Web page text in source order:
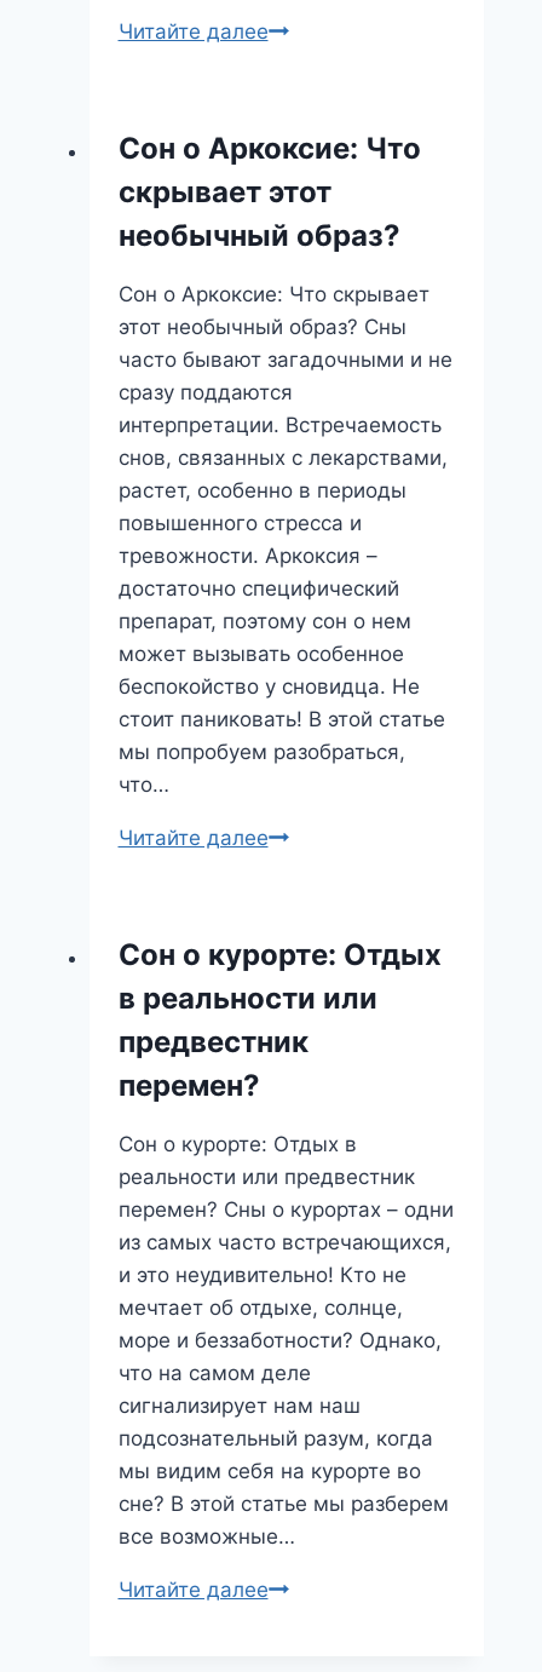
Читайте далееСон
он
предвещает
и
его
интерпретировать?
Сон о Аркоксие: Что
скрывает этот
необычный образ?
Сон о Аркоксие: Что скрывает
этот необычный образ? Сны
часто бывают загадочными и не
сразу поддаются
интерпретации. Встречаемость
снов, связанных с лекарствами,
растет, особенно в периоды
повышенного стресса и
тревожности. Аркоксия –
достаточно специфический
препарат, поэтому сон о нем
может вызывать особенное
беспокойство у сновидца. Не
стоит паниковать! В этой статье
мы попробуем разобраться,
что…
Читайте далееСон
скрывает
этот
необычный
Сон о курорте: Отдых
в реальности или
предвестник
перемен?
Сон о курорте: Отдых в
реальности или предвестник
перемен? Сны о курортах – одни
из самых часто встречающихся,
и это неудивительно! Кто не
мечтает об отдыхе, солнце,
море и беззаботности? Однако,
что на самом деле
сигнализирует нам наш
подсознательный разум, когда
мы видим себя на курорте во
сне? В этой статье мы разберем
все возможные…
Читайте далееСон